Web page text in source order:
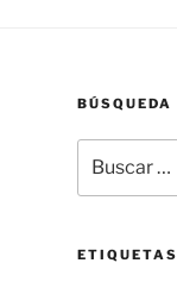
BÚSQUEDA
por:
ETIQUETAS